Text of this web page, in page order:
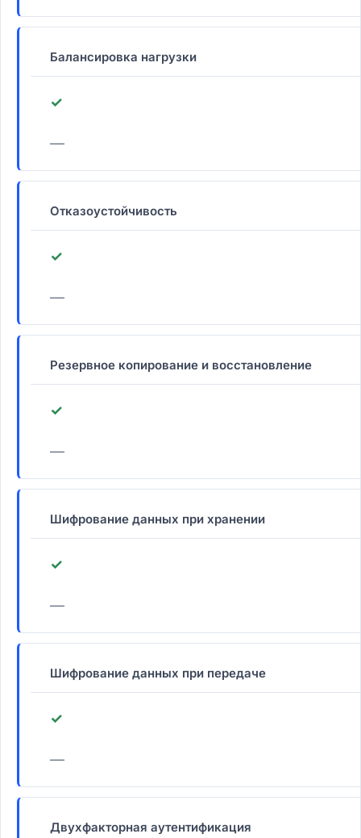
Балансировка нагрузки
✓
—
Отказоустойчивость
✓
—
Резервное копирование и восстановление
✓
—
Шифрование данных при хранении
✓
—
Шифрование данных при передаче
✓
—
Двухфакторная аутентификация